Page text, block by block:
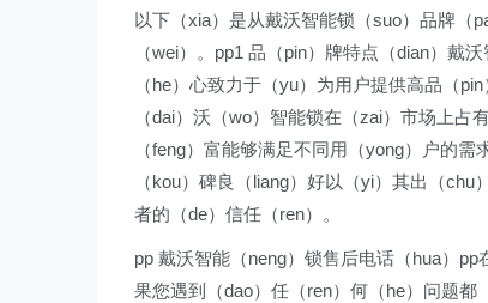
以下（xia）是从戴沃智能锁（suo）品牌（
（wei）。pp1 品（pin）牌特点（dian）戴
（he）心致力于（yu）为用户提供高品（
（dai）沃（wo）智能锁在（zai）市场上
（feng）富能够满足不同用（yong）户的
（kou）碑良（liang）好以（yi）其出（
者的（de）信任（ren）。
pp 戴沃智能（neng）锁售后电话（hua）
果您遇到（dao）任（ren）何（he）问题